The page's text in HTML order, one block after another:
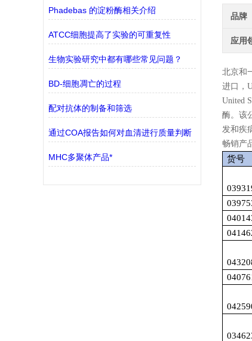
Phadebas 的淀粉酶相关介绍
ATCC细胞提高了实验的可重复性
生物实验研究中都有哪些常见问题？
BD-细胞凋亡的过程
配对抗体的制备和筛选
通过COA报告如何对血清进行质量判断
MHC多聚体产品*
品牌
应用
北京和
进口，
United
酶。该
发和疾
畅销产
货号